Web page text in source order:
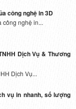
công nghệ in 3D
công nghệ in...
Dịch Vụ & Thương
Dịch Vụ...
vụ in nhanh, số lượng